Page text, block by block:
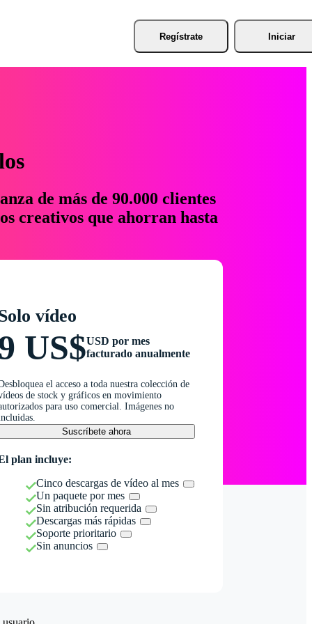
Regístrate Iniciar
de más de 90.000 clientes
creativos que ahorran hasta
vídeo
US$USD por mes
facturado anualmente
el acceso a toda nuestra colección de
de stock y gráficos en movimiento
para uso comercial. Imágenes no
Suscríbete ahora
plan incluye:
Cinco descargas de vídeo al mes
Un paquete por mes
Sin atribución requerida
Descargas más rápidas
Soporte prioritario
Sin anuncios